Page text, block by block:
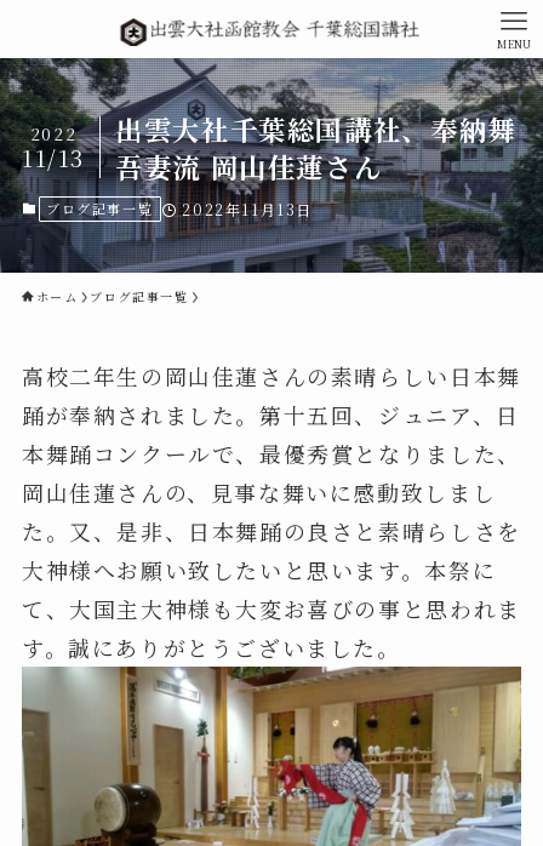
MENU
出雲大社千葉総国講社、奉納舞
吾妻流 岡山佳蓮さん
2022
11/13
ブログ記事一覧 2022年11月13日
ホーム ブログ記事一覧
高校二年生の岡山佳蓮さんの素晴らしい日本舞
踊が奉納されました。第十五回、ジュニア、日
本舞踊コンクールで、最優秀賞となりました、
岡山佳蓮さんの、見事な舞いに感動致しまし
た。又、是非、日本舞踊の良さと素晴らしさを
大神様へお願い致したいと思います。本祭に
て、大国主大神様も大変お喜びの事と思われま
す。誠にありがとうございました。